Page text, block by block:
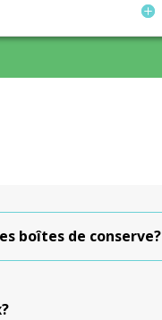
boîtes de conserve?